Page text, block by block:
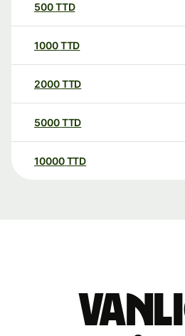
500TTD
1000TTD
2000TTD
5000TTD
10000 TTD